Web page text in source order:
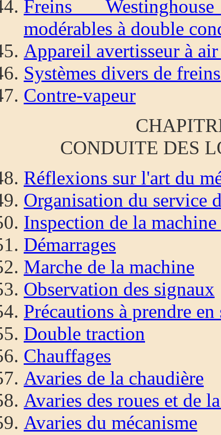
Freins
modérables à double
Appareil avertisseur à
Systèmes divers de
Contre-vapeur
CONDUITE DES
Réflexions sur l'art du
Organisation du service
Inspection de la machine
Démarrages
Marche de la machine
Observation des signaux
Précautions à prendre
Double traction
Chauffages
Avaries de la chaudière
Avaries des roues et de
Avaries du mécanisme